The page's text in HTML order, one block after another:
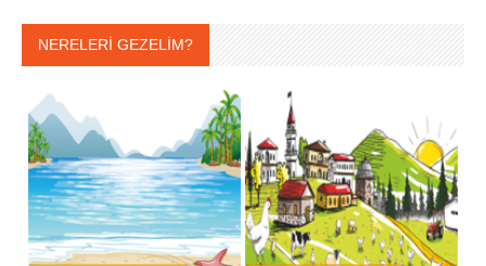
NERELERİ GEZELİM?